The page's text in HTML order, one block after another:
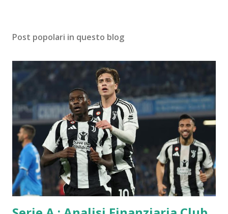
Post popolari in questo blog